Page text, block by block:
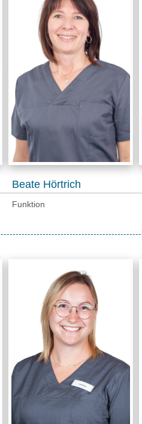
Beate Hörtrich
Funktion